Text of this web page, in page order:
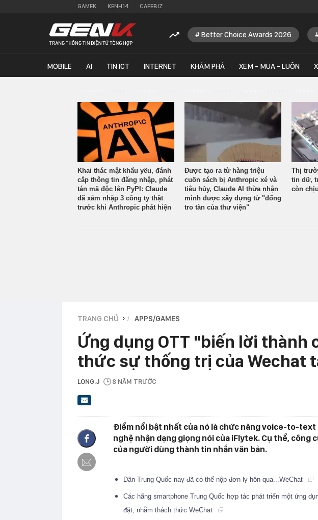
GAMEK KENH14 CAFEBIZ
Better Choice Awards 2026
MOBILE AI TIN ICT INTERNET KHÁM PHÁ XEM - MUA - LUÔN
Khai thác mật khẩu yếu, đánh
cắp thông tin đăng nhập, phát
tán mã độc lên PyPI: Claude
đã xâm nhập 3 công ty thật
trước khi Anthropic phát hiện
Được tạo ra từ hàng triệu
cuốn sách bị Anthropic xé và
tiêu hủy, Claude AI thừa nhận
mình được xây dựng từ "đống
tro tàn của thư viện"
Thị
tin dữ,
còn
TRANG CHỦ › APPS/GAMES
Ứng dụng OTT "biến lời thành
thức sự thống trị của Wechat
LONG.J 8 NĂM TRƯỚC
Điểm nổi bật nhất của nó là chức năng voice-to-
nghệ nhận dạng giọng nói của iFlytek. Cụ thể, công
của người dùng thành tin nhắn văn bản.
Dân Trung Quốc nay đã có thể nộp đơn ly hôn qua...WeChat
Các hãng smartphone Trung Quốc hợp tác phát triển một ứng
đặt, nhằm thách thức WeChat